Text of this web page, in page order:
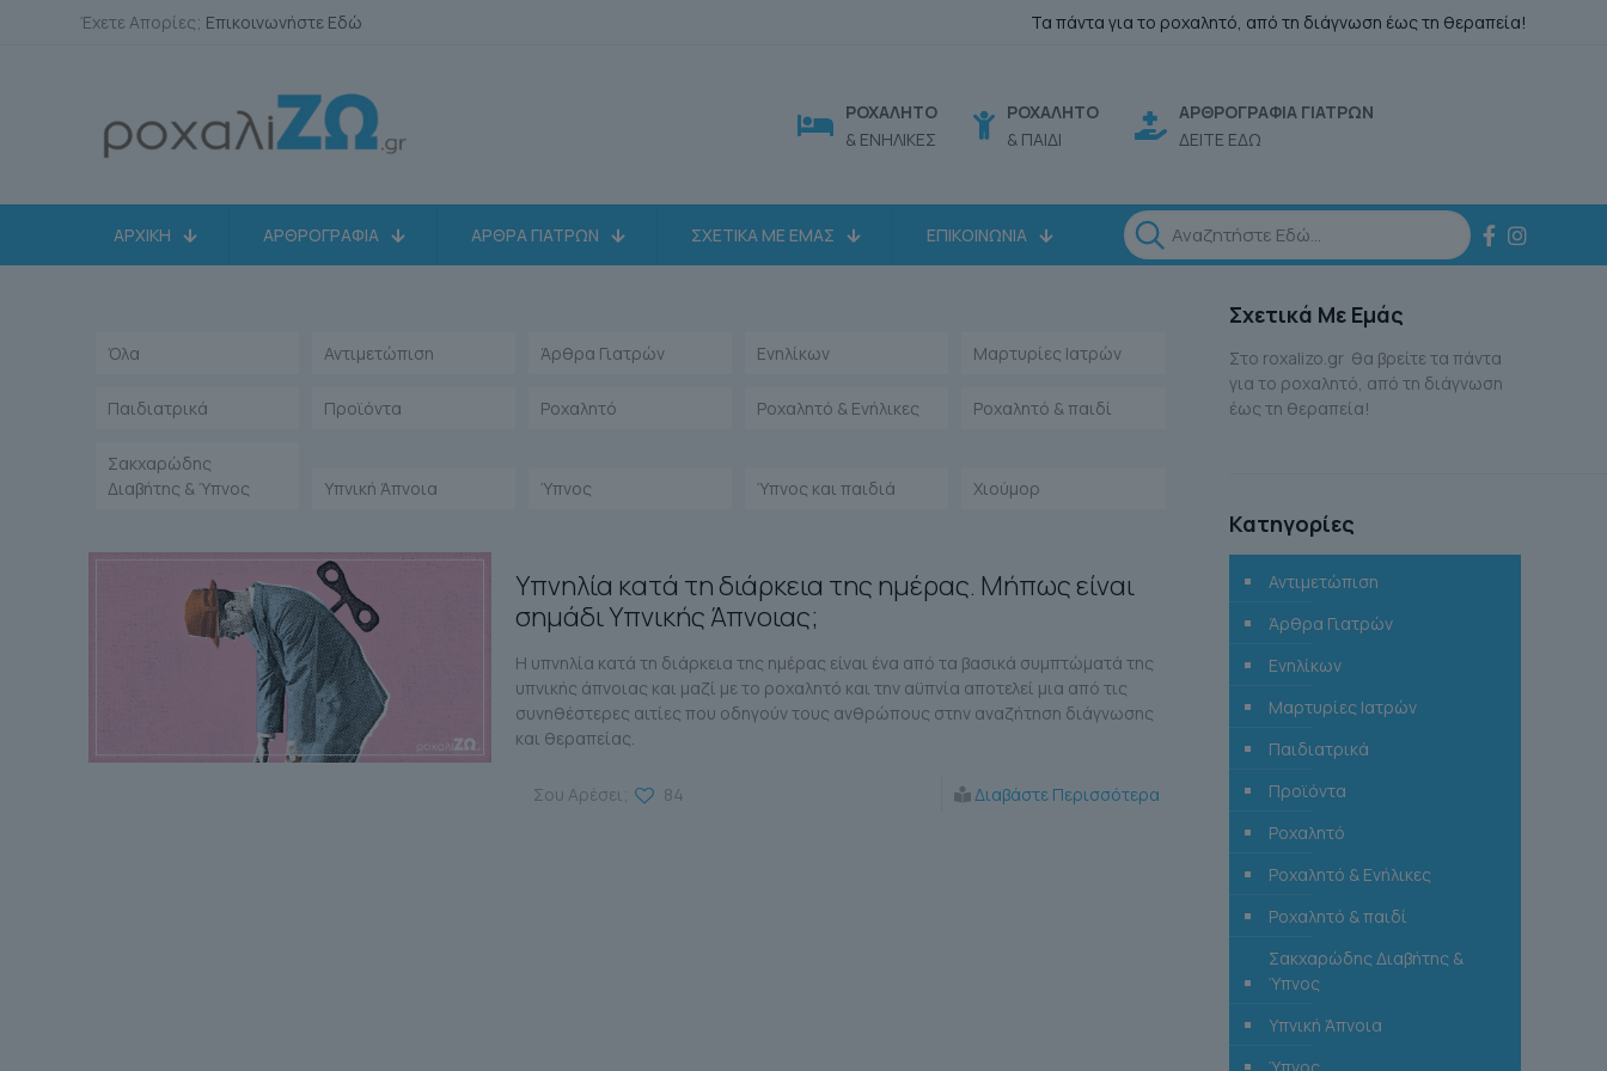
Έχετε Απορίες; Επικοινωνήστε Εδώ Τα πάντα για το ροχαλητό, από τη διάγνωση έως τη θεραπεία!
ΡΟΧΑΛΗΤΟ
& ΕΝΗΛΙΚΕΣ
ΡΟΧΑΛΗΤΟ
& ΠΑΙΔΙ
ΑΡΘΡΟΓΡΑΦΙΑ ΓΙΑΤΡΩΝ
ΔΕΙΤΕ ΕΔΩ
ΑΡΧΙΚΗ ΑΡΘΡΟΓΡΑΦΙΑ ΑΡΘΡΑ ΓΙΑΤΡΩΝ ΣΧΕΤΙΚΑ ΜΕ ΕΜΑΣ ΕΠΙΚΟΙΝΩΝΙΑ
Όλα Αντιμετώπιση Άρθρα Γιατρών Ενηλίκων Μαρτυρίες Ιατρών
Παιδιατρικά Προϊόντα Ροχαλητό Ροχαλητό & Ενήλικες Ροχαλητό & παιδί
Σακχαρώδης
Διαβήτης & Ύπνος
Υπνική Άπνοια Ύπνος Ύπνος και παιδιά Χιούμορ
Υπνηλία κατά τη διάρκεια της ημέρας. Μήπως είναι
σημάδι Υπνικής Άπνοιας;
Η υπνηλία κατά τη διάρκεια της ημέρας είναι ένα από τα βασικά συμπτώματά της
υπνικής άπνοιας και μαζί με το ροχαλητό και την αϋπνία αποτελεί μια από τις
συνηθέστερες αιτίες που οδηγούν τους ανθρώπους στην αναζήτηση διάγνωσης
και θεραπείας.
Σου Αρέσει; 84 Διαβάστε Περισσότερα
Σχετικά Με Εμάς
Στο roxalizo.gr θα βρείτε τα πάντα
για το ροχαλητό, από τη διάγνωση
έως τη θεραπεία!
Κατηγορίες
Αντιμετώπιση
Άρθρα Γιατρών
Ενηλίκων
Μαρτυρίες Ιατρών
Παιδιατρικά
Προϊόντα
Ροχαλητό
Ροχαλητό & Ενήλικες
Ροχαλητό & παιδί
Σακχαρώδης Διαβήτης &
Ύπνος
Υπνική Άπνοια